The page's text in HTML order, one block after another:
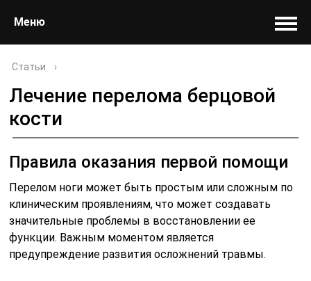
Меню
Статьи ›
Лечение перелома берцовой
кости
Правила оказания первой помощи
Перелом ноги может быть простым или сложным по
клиническим проявлениям, что может создавать
значительные проблемы в восстановлении ее
функции. Важным моментом является
предупреждение развития осложнений травмы.